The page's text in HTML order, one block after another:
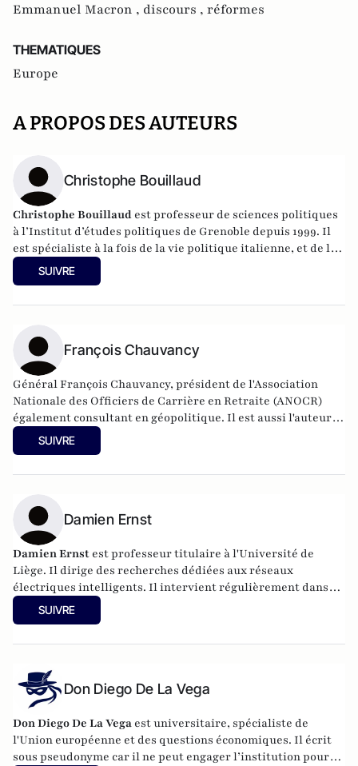
Emmanuel Macron , discours , réformes
THEMATIQUES
Europe
A PROPOS DES AUTEURS
Christophe Bouillaud
Christophe Bouillaud est professeur de sciences politiques
à l’Institut d’études politiques de Grenoble depuis 1999. Il
est spécialiste à la fois de la vie politique italienne, et de la
vie politique européenne, en particulier sous l’angle des
partis.
SUIVRE
François Chauvancy
Général François Chauvancy, président de l'Association
Nationale des Officiers de Carrière en Retraite (ANOCR)
également consultant en géopolitique. Il est aussi l'auteur
de « Blocus du Qatar : l’offensive manquée. Guerre de
l’information, jeux d’influence, affrontement économique
SUIVRE
Damien Ernst
Damien Ernst est professeur titulaire à l'Université de
Liège. Il dirige des recherches dédiées aux réseaux
électriques intelligents. Il intervient régulièrement dans
les médias sur les sujets liés à l'énergie.
SUIVRE
Don Diego De La Vega
Don Diego De La Vega est universitaire, spécialiste de
l'Union européenne et des questions économiques. Il écrit
sous pseudonyme car il ne peut engager l’institution pour